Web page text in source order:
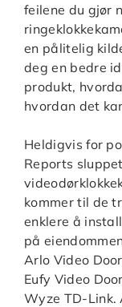
feilene du gjør
en pålitelig
deg en bedre
produkt,
hvordan det
Heldigvis for
Reports
kommer til de
enklere å
på
Arlo Video
Eufy Video
Wyze TD-Link.